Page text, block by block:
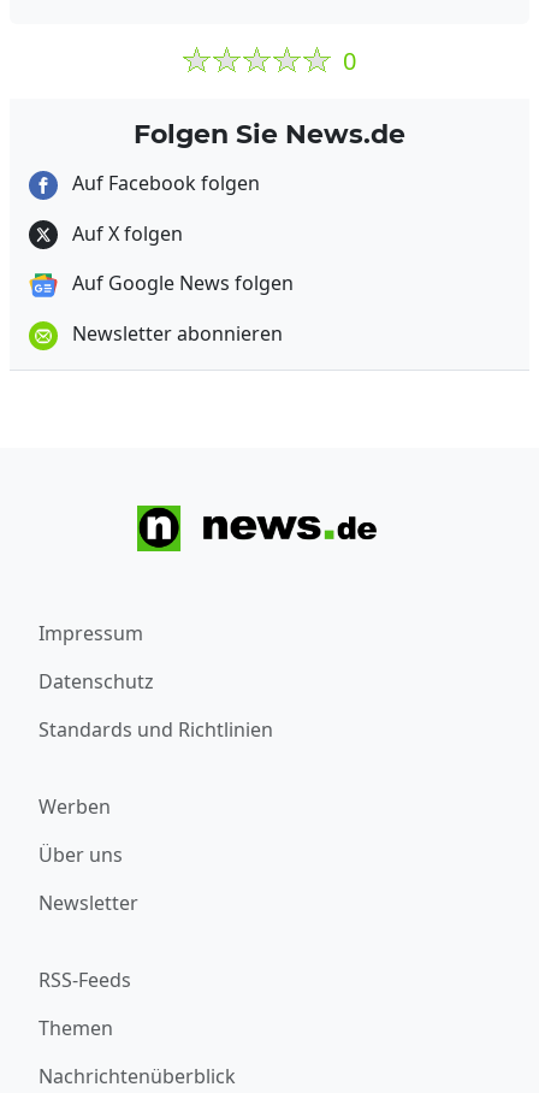
0
Folgen Sie News.de
Auf Facebook folgen
Auf X folgen
Auf Google News folgen
Newsletter abonnieren
Impressum
Datenschutz
Standards und Richtlinien
Werben
Über uns
Newsletter
RSS-Feeds
Themen
Nachrichtenüberblick